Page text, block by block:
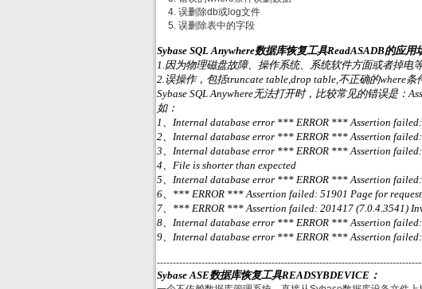
误删除db或log文件
误删除表中的字段
Sybase SQL Anywhere数据库恢复工具ReadASADB的应用
1.因为物理磁盘故障、操作系统、系统软件方面或者掉电
2.误操作，包括truncate table,drop table,不正确的where条
Sybase SQL Anywhere无法打开时，比较常见的错误是：
如：
1、Internal database error *** ERROR *** Assertion
2、Internal database error *** ERROR *** Assertion
3、Internal database error *** ERROR *** Assertion
4、File is shorter than expected
5、Internal database error *** ERROR *** Assertion
6、*** ERROR *** Assertion failed: 51901 Page for
7、*** ERROR *** Assertion failed: 201417 (7.0.4.3541)
8、Internal database error *** ERROR *** Assertion
9、Internal database error *** ERROR *** Assertion
Sybase ASE数据库恢复工具READSYBDEVICE：